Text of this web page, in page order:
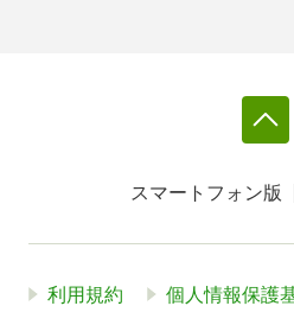
スマートフォン版
利用規約 個人情報保護